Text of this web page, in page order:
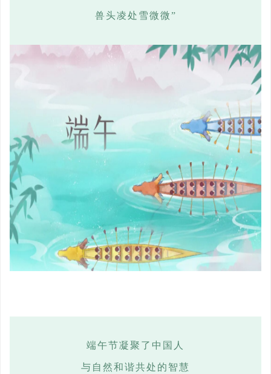
兽头凌处雪微微”
端午节凝聚了中国人
与自然和谐共处的智慧